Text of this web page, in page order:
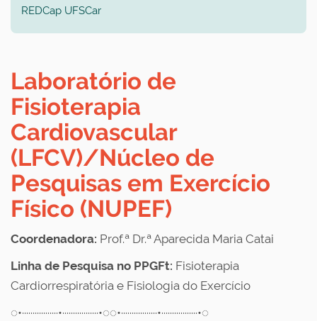
REDCap UFSCar
Laboratório de
Fisioterapia
Cardiovascular
(LFCV)/Núcleo de
Pesquisas em Exercício
Físico (NUPEF)
Coordenadora: Prof.ª Dr.ª Aparecida Maria Catai
Linha de Pesquisa no PPGFt: Fisioterapia
Cardiorrespiratória e Fisiologia do Exercício
◌•·················•·················•◌◌•·················•·················•◌